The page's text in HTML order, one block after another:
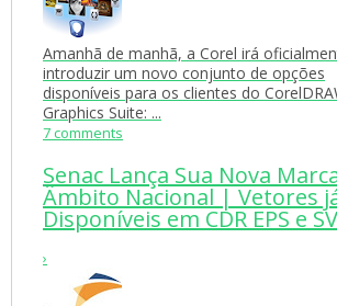
Amanhã de manhã, a Corel irá
introduzir um novo conjunto de opções
disponíveis para os clientes do
Graphics Suite: ...
7 comments
Senac Lança Sua Nova
Âmbito Nacional | Vetores
Disponíveis em CDR EPS e
›